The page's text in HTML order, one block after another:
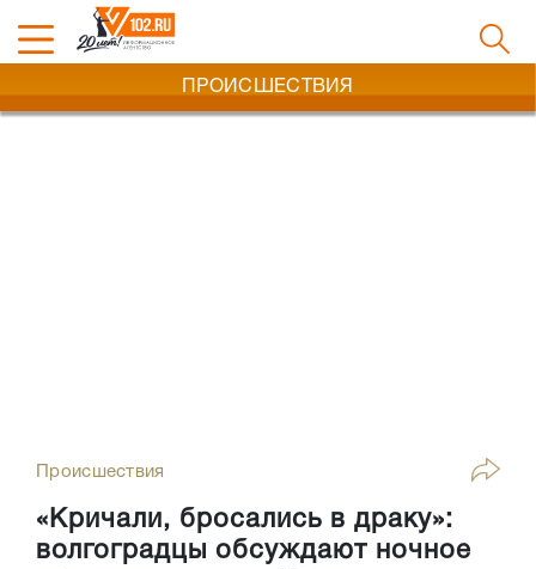
ПРОИСШЕСТВИЯ
Происшествия
«Кричали, бросались в драку»:
волгоградцы обсуждают ночное